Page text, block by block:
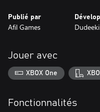
crabe à terminer son voyage ?
- Débloquez des succès au fil
- Un jeu en pixel art avec un
Publié par
Afil Games
Jouer avec
XBOX One
Fonctionnalités